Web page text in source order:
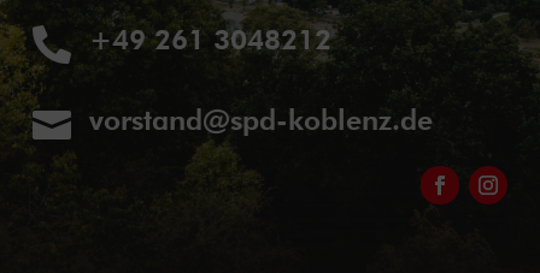
 +49 261 3048212
 vorstand@spd-koblenz.de